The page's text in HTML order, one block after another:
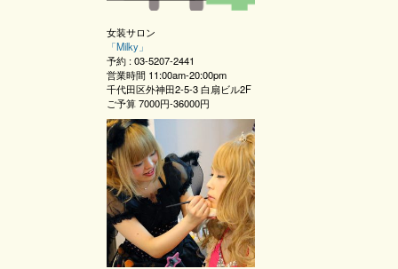
女装サロン
「Milky」
予約 :03-5207-2441
営業時間 11:00am-20:00pm
千代田区外神田2-5-3 白扇ビル2F
ご予算7000円-36000円